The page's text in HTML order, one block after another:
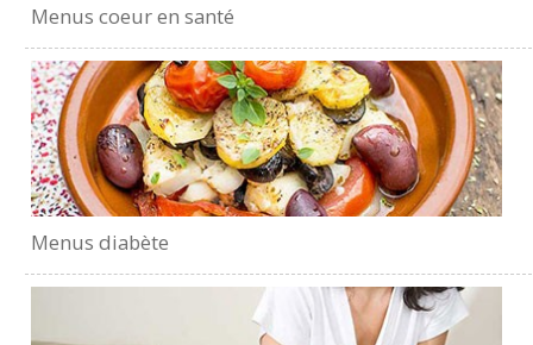
Menus coeur en santé
Menus diabète